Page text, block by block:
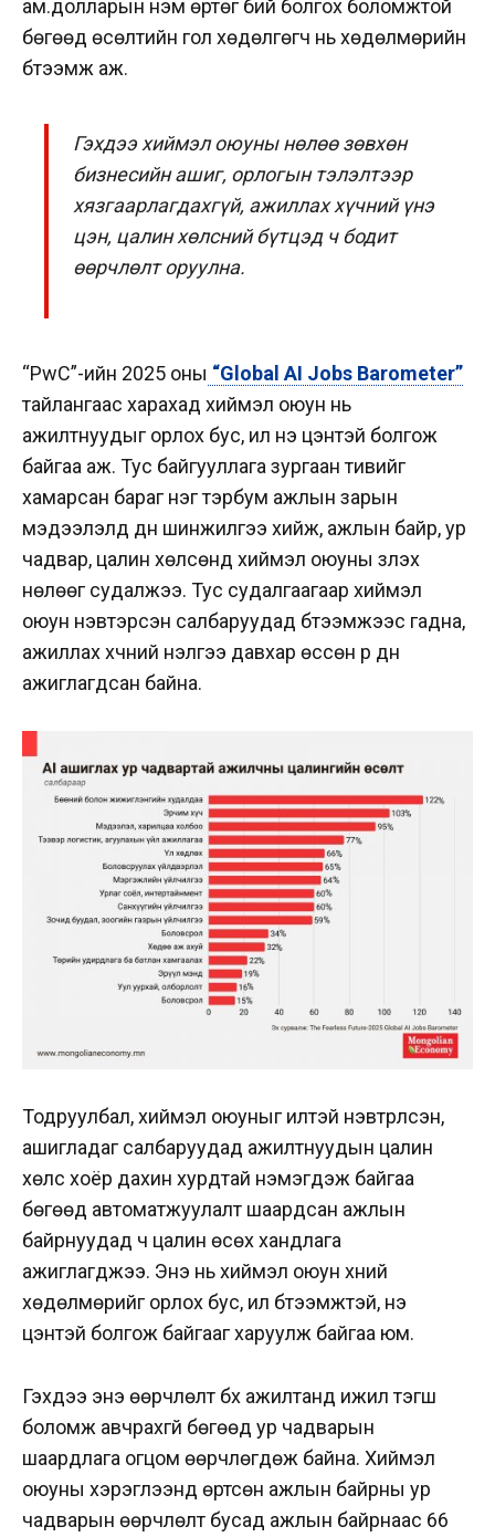
ам.долларын нэмүү өртөг бий болгох боломжтой
бөгөөд өсөлтийн гол хөдөлгөгч нь хөдөлмөрийн
бүтээмж аж.
Гэхдээ хиймэл оюуны нөлөө зөвхөн
бизнесийн ашиг, орлогын тэлэлтээр
хязгаарлагдахгүй, ажиллах хүчний үнэ
цэн, цалин хөлсний бүтцэд ч бодит
өөрчлөлт оруулна.
“PwC”-ийн 2025 оны “Global AI Jobs Barometer”
тайлангаас харахад хиймэл оюун нь
ажилтнуудыг орлох бус, илүү үнэ цэнтэй болгож
байгаа аж. Тус байгууллага зургаан тивийг
хамарсан бараг нэг тэрбум ажлын зарын
мэдээлэлд дүн шинжилгээ хийж, ажлын байр, ур
чадвар, цалин хөлсөнд хиймэл оюуны үзүүлэх
нөлөөг судалжээ. Тус судалгаагаар хиймэл
оюун нэвтэрсэн салбаруудад бүтээмжээс гадна,
ажиллах хүчний үнэлгээ давхар өссөн үр дүн
ажиглагдсан байна.
Тодруулбал, хиймэл оюуныг илүүтэй нэвтрүүлсэн,
ашигладаг салбаруудад ажилтнуудын цалин
хөлс хоёр дахин хурдтай нэмэгдэж байгаа
бөгөөд автоматжуулалт шаардсан ажлын
байрнуудад ч цалин өсөх хандлага
ажиглагджээ. Энэ нь хиймэл оюун хүний
хөдөлмөрийг орлох бус, илүү бүтээмжтэй, үнэ
цэнтэй болгож байгааг харуулж байгаа юм.
Гэхдээ энэ өөрчлөлт бүх ажилтанд ижил тэгш
боломж авчрахгүй бөгөөд ур чадварын
шаардлага огцом өөрчлөгдөж байна. Хиймэл
оюуны хэрэглээнд өртсөн ажлын байрны ур
чадварын өөрчлөлт бусад ажлын байрнаас 66